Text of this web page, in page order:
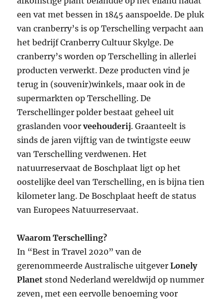
een vat met bessen in 1845 aanspoelde. De pluk
van cranberry’s is op Terschelling verpacht aan
het bedrijf Cranberry Cultuur Skylge. De
cranberry’s worden op Terschelling in allerlei
producten verwerkt. Deze producten vind je
terug in (souvenir)winkels, maar ook in de
supermarkten op Terschelling. De
Terschellinger polder bestaat geheel uit
graslanden voorveehouderij. Graanteelt is
sinds de jaren vijftig van de twintigste eeuw
van Terschelling verdwenen. Het
natuurreservaat de Boschplaat ligt op het
oostelijke deel van Terschelling, en is bijna tien
kilometer lang. De Boschplaat heeft de status
van Europees Natuurreservaat.
Waarom Terschelling?
In “Best in Travel 2020” van de
gerenommeerde Australische uitgeverLonely
Planet stond Nederland wereldwijd op nummer
zeven, met een eervolle benoeming voor